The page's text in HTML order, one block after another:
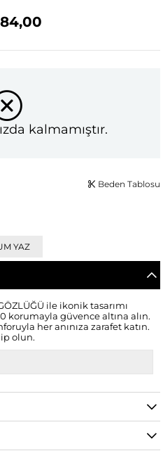
kalmamıştır.
Beden Tablosu
YAZ
ile ikonik tasarımı
korumayla güvence altına alın.
her anınıza zarafet katın.
olun.